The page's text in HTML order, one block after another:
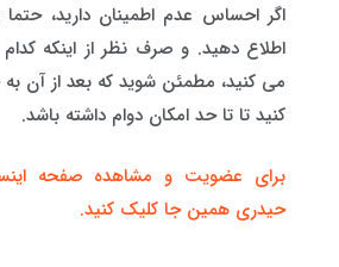
اگر احساس عدم اطمینان دارید،
اطلاع دهید. و صرف نظر از اینکه
می کنید، مطمئن شوید که بعد از آن
کنید تا تا حد امکان دوام داشته باشد.
برای عضویت و مشاهده صفحه
حیدری همین جا کلیک کنید.